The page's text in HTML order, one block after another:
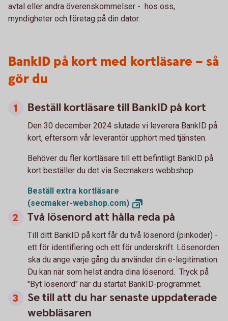
avtal eller andra överenskommelser - hos oss,
myndigheter och företag på din dator.
BankID på kort med kortläsare – så
gör du
Beställ kortläsare till BankID på kort
Den 30 december 2024 slutade vi leverera BankID på
kort, eftersom vår leverantör upphört med tjänsten.
Behöver du fler kortläsare till ett befintligt BankID på
kort beställer du det via Secmakers webbshop.
Beställ extra kortläsare
(secmaker-webshop.com)
Två lösenord att hålla reda på
Till ditt BankID på kort får du två lösenord (pinkoder) -
ett för identifiering och ett för underskrift. Lösenorden
ska du ange varje gång du använder din e-legitimation.
Du kan när som helst ändra dina lösenord. Tryck på
"Byt lösenord" när du startat BankID-programmet.
Se till att du har senaste uppdaterade
webbläsaren